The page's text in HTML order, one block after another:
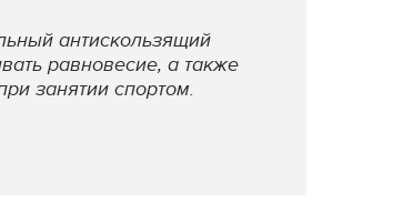
антискользящий
равновесие, а также
занятии спортом.